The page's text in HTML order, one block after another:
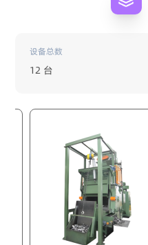
设备总数
12 台